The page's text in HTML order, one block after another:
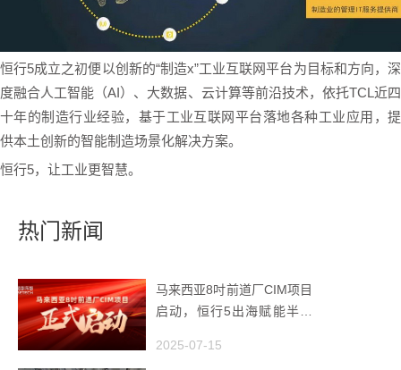
恒行5成立之初便以创新的“制造x”工业互联网平台为目标和方向，深
度融合人工智能（AI）、大数据、云计算等前沿技术，依托TCL近四
十年的制造行业经验，基于工业互联网平台落地各种工业应用，提
供本土创新的智能制造场景化解决方案。
恒行5，让工业更智慧。
热门新闻
马来西亚8吋前道厂CIM项目
启动，恒行5出海赋能半导
2025-07-15